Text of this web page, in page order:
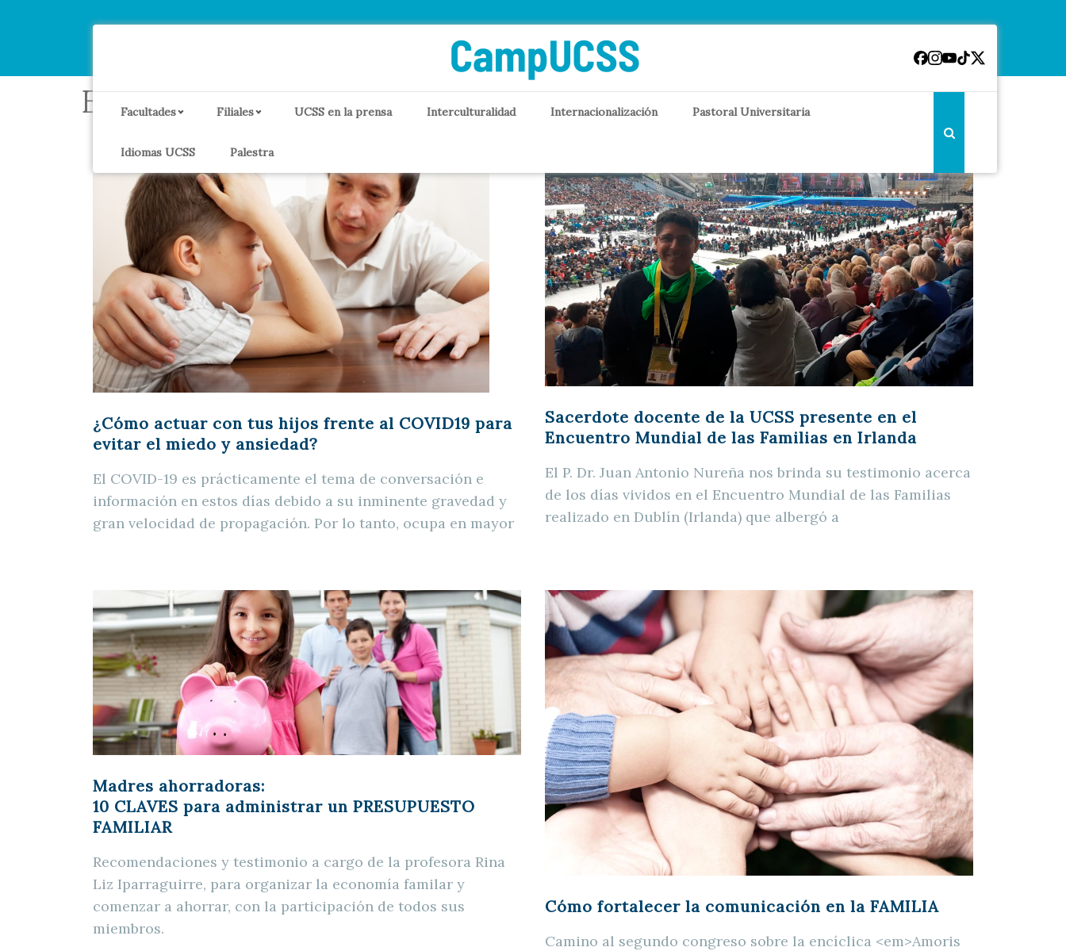
Facultades Filiales UCSS en la prensa Interculturalidad Internacionalización Pastoral Universitaria
Idiomas UCSS Palestra
Etiqueta:Familia
¿Cómo actuar con tus hijos frente al COVID19 para
evitar el miedo y ansiedad?
El COVID-19 es prácticamente el tema de conversación e
información en estos días debido a su inminente gravedad y
gran velocidad de propagación. Por lo tanto, ocupa en mayor
Sacerdote docente de la UCSS presente en el
Encuentro Mundial de las Familias en Irlanda
El P. Dr. Juan Antonio Nureña nos brinda su testimonio acerca
de los días vividos en el Encuentro Mundial de las Familias
realizado en Dublín (Irlanda) que albergó a
Madres ahorradoras:
10 CLAVES para administrar un PRESUPUESTO
FAMILIAR
Recomendaciones y testimonio a cargo de la profesora Rina
Liz Iparraguirre, para organizar la economía familar y
comenzar a ahorrar, con la participación de todos sus
miembros.
Cómo fortalecer la comunicación en la FAMILIA
Camino al segundo congreso sobre la encíclica <em>Amoris